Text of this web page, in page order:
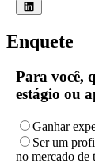
Enquete
Para você,
estágio ou
Ganhar
Ser um
no mercado de